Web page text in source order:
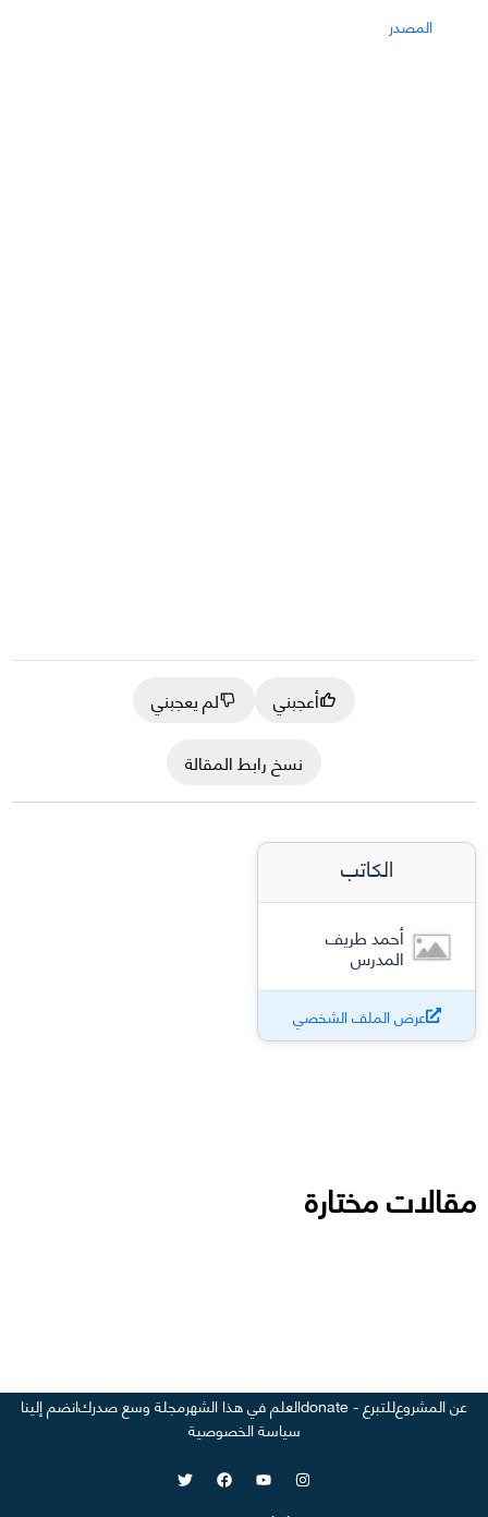
المصدر
أعجبني
لم يعجبني
نسخ رابط المقالة
الكاتب
أحمد طريف
المدرس
عرض الملف الشخصي
مقالات مختارة
عن المشروعللتبرع - donate العلم في هذا الشهرمجلة وسع صدركانضم إلينا
سياسة الخصوصية